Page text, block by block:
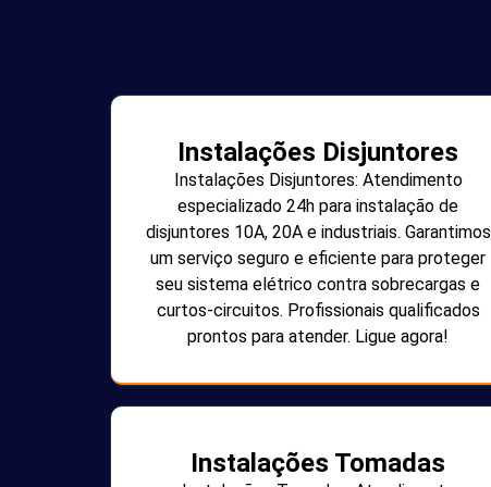
Instalações Disjuntores
Instalações Disjuntores: Atendimento
especializado 24h para instalação de
disjuntores 10A, 20A e industriais. Garantimos
um serviço seguro e eficiente para proteger
seu sistema elétrico contra sobrecargas e
curtos-circuitos. Profissionais qualificados
prontos para atender. Ligue agora!
Instalações Tomadas